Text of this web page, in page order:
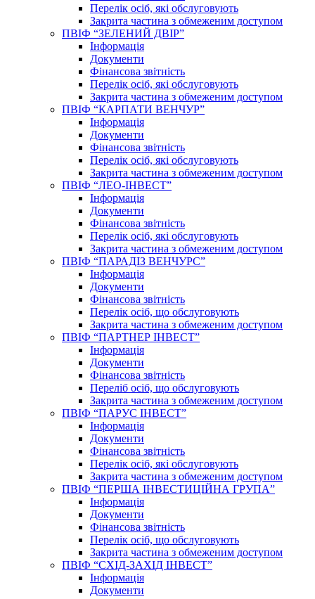
Перелік осіб, які обслуговують
Закрита частина з обмеженим доступом
ПВІФ “ЗЕЛЕНИЙ ДВІР”
Інформація
Документи
Фінансова звітність
Перелік осіб, які обслуговують
Закрита частина з обмеженим доступом
ПВІФ “КАРПАТИ ВЕНЧУР”
Інформація
Документи
Фінансова звітність
Перелік осіб, які обслуговують
Закрита частина з обмеженим доступом
ПВІФ “ЛЕО-ІНВЕСТ”
Інформація
Документи
Фінансова звітність
Перелік осіб, які обслуговують
Закрита частина з обмеженим доступом
ПВІФ “ПАРАДІЗ ВЕНЧУРС”
Інформація
Документи
Фінансова звітність
Перелік осіб, що обслуговують
Закрита частина з обмеженим доступом
ПВІФ “ПАРТНЕР ІНВЕСТ”
Інформація
Документи
Фінансова звітність
Переліб осіб, що обслуговують
Закрита частина з обмеженим доступом
ПВІФ “ПАРУС ІНВЕСТ”
Інформація
Документи
Фінансова звітність
Перелік осіб, які обслуговують
Закрита частина з обмеженим доступом
ПВІФ “ПЕРША ІНВЕСТИЦІЙНА ГРУПА”
Інформація
Документи
Фінансова звітність
Перелік осіб, що обслуговують
Закрита частина з обмеженим доступом
ПВІФ “СХІД-ЗАХІД ІНВЕСТ”
Інформація
Документи